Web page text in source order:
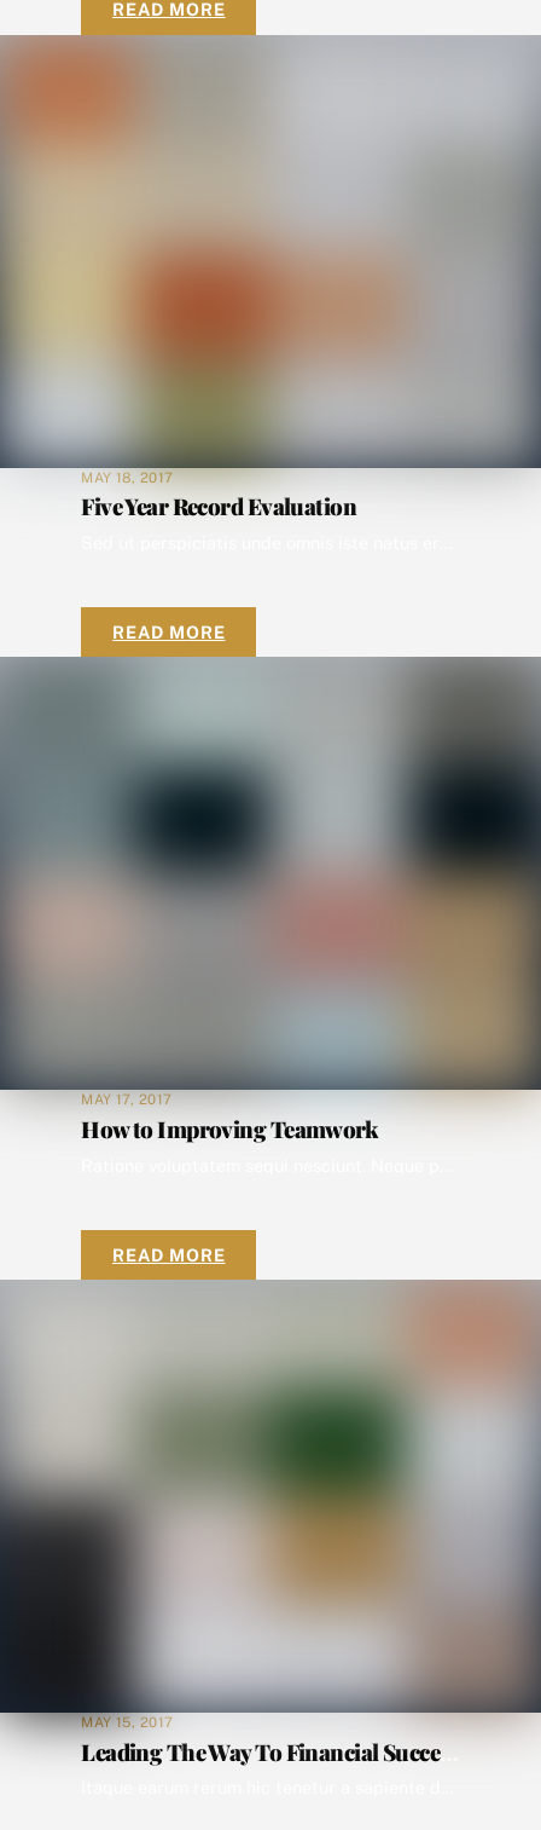
READ MORE
MAY 18, 2017
Five Year Record Evaluation
READ MORE
MAY 17, 2017
How to Improving Teamwork
READ MORE
MAY 15, 2017
Leading The Way To Financial Success